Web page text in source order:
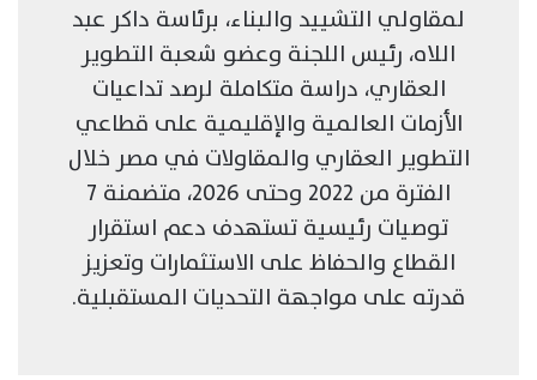
لمقاولي التشييد والبناء، برئاسة داكر عبد
اللاه، رئيس اللجنة وعضو شعبة التطوير
العقاري، دراسة متكاملة لرصد تداعيات
الأزمات العالمية والإقليمية على قطاعي
التطوير العقاري والمقاولات في مصر خلال
الفترة من 2022 وحتى 2026، متضمنة 7
توصيات رئيسية تستهدف دعم استقرار
القطاع والحفاظ على الاستثمارات وتعزيز
قدرته على مواجهة التحديات المستقبلية.